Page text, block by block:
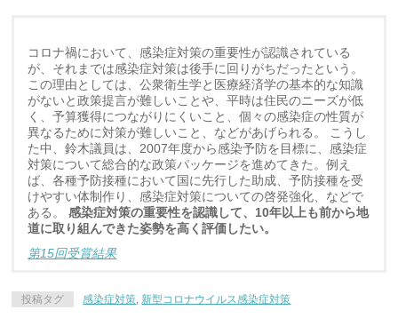
コロナ禍において、感染症対策の重要性が認識されている
が、それまでは感染症対策は後手に回りがちだったという。
この理由としては、公衆衛生学と医療経済学の基本的な知識
がないと政策提言が難しいことや、平時は住民のニーズが低
く、予算獲得につながりにくいこと、個々の感染症の性質が
異なるために対策が難しいこと、などがあげられる。 こうし
た中、鈴木議員は、2007年度から感染予防を目標に、感染症
対策について総合的な政策パッケージを進めてきた。例え
ば、各種予防接種において国に先行した助成、予防接種を受
けやすい体制作り、感染症対策についての啓発強化、などで
ある。感染症対策の重要性を認識して、10年以上も前から地
道に取り組んできた姿勢を高く評価したい。
第15回受賞結果
投稿タグ 感染症対策 新型コロナウイルス感染症対策